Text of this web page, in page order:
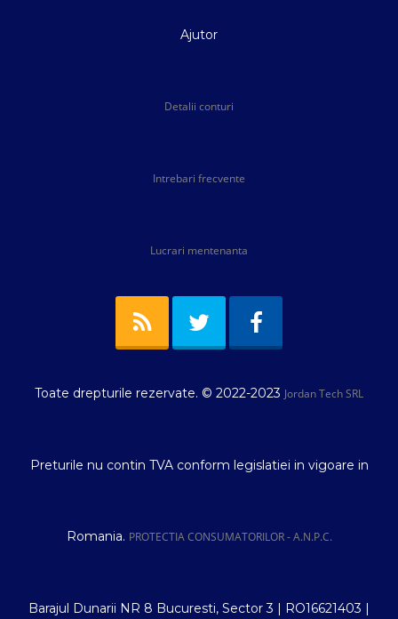
Ajutor
Detalii conturi
Intrebari frecvente
Lucrari mentenanta
Toate drepturile rezervate. © 2022-2023 Jordan Tech SRL
Preturile nu contin TVA conform legislatiei in vigoare in
Romania. PROTECTIA CONSUMATORILOR - A.N.P.C.
Barajul Dunarii NR 8 Bucuresti, Sector 3 | RO16621403 |